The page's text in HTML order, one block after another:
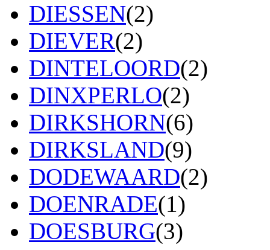
DIESSEN(2)
DIEVER(2)
DINTELOORD(2)
DINXPERLO(2)
DIRKSHORN(6)
DIRKSLAND(9)
DODEWAARD(2)
DOENRADE(1)
DOESBURG(3)